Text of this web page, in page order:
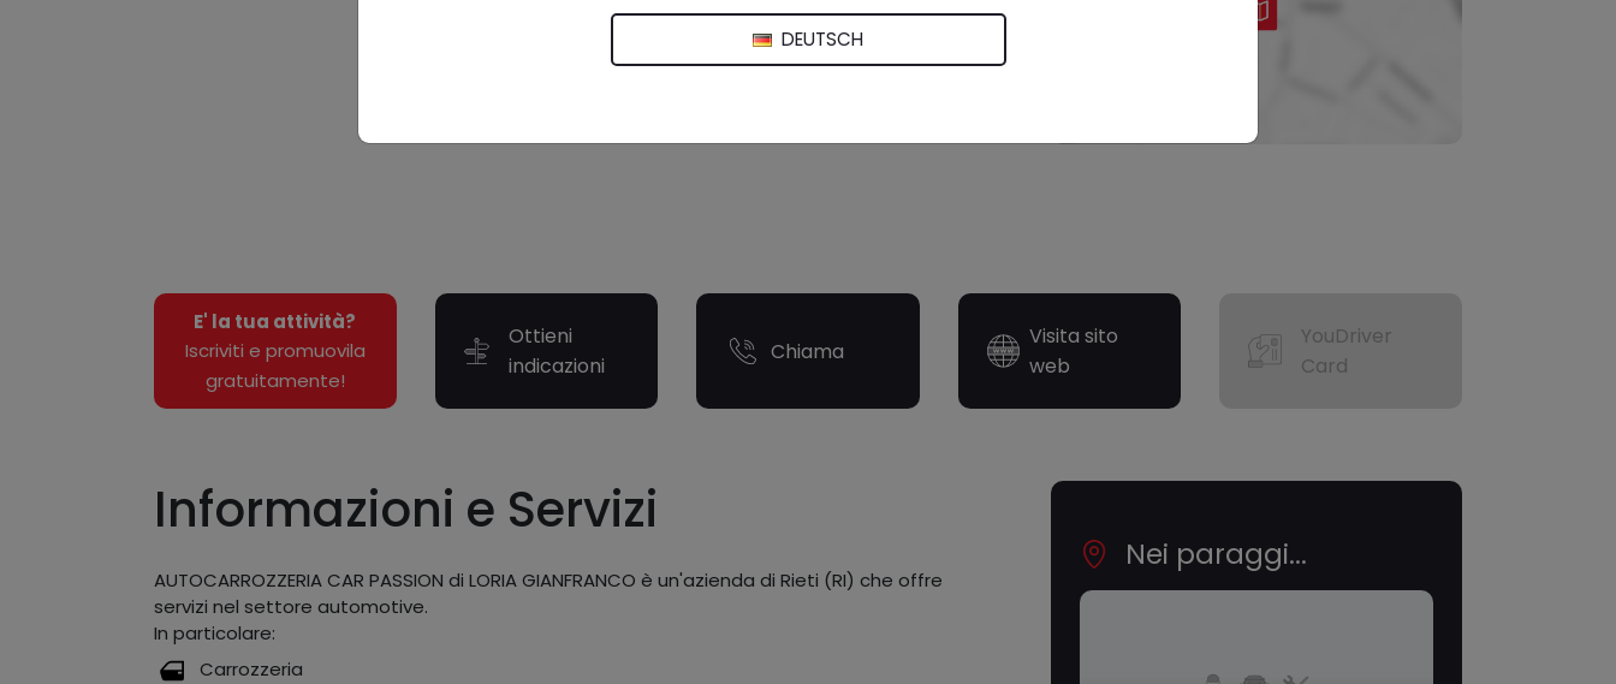
E' la tua attività?
Iscriviti e promuovila
gratuitamente!
Ottieni
indicazioni
Chiama
Visita sito
web
YouDriver
Card
Informazioni e Servizi
AUTOCARROZZERIA CAR PASSION di LORIA GIANFRANCO è un'azienda di Rieti (RI) che offre
servizi nel settore automotive.
In particolare:
Carrozzeria
Nei paraggi...
DEUTSCH